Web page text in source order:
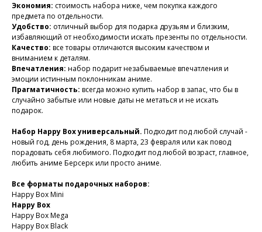
Экономия: стоимость набора ниже, чем покупка каждого
предмета по отдельности.
Удобство: отличный выбор для подарка друзьям и близким,
избавляющий от необходимости искать презенты по отдельности.
Качество: все товары отличаются высоким качеством и
вниманием к деталям.
Впечатления: набор подарит незабываемые впечатления и
эмоции истинным поклонникам аниме.
Прагматичность: всегда можно купить набор в запас, что бы в
случайно забытые или новые даты не метаться и не искать
подарок.
Набор Happy Box универсальный. Подходит под любой случай -
новый год, день рождения, 8 марта, 23 февраля или как повод
порадовать себя любимого. Подходит под любой возраст, главное,
любить аниме Берсерк или просто аниме.
Все форматы подарочных наборов:
Happy Box Mini
Happy Box
Happy Box Mega
Happy Box Black